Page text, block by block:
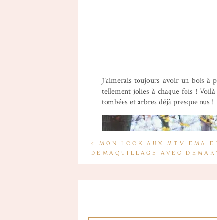
J’aimerais toujours avoir un bois
tellement jolies à chaque fois !
tombées et arbres déjà presque nus !
« MON LOOK AUX MTV EMA
DÉMAQUILLAGE AVEC